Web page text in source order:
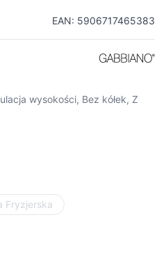
EAN: 5906717465383
wysokości, Bez kółek, Z
Fryzjerska